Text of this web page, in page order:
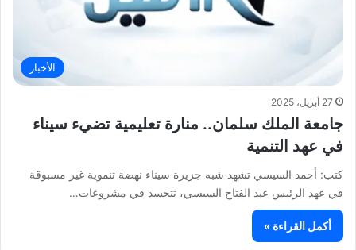
الأخبار
27 أبريل، 2025
جامعة الملك سلمان.. منارة تعليمية تضيء سيناء
في عهد التنمية
كتب: أحمد السيسي تشهد شبه جزيرة سيناء نهضة تنموية غير مسبوقة
في عهد الرئيس عبد الفتاح السيسي، تتجسد في مشروعات…
أكمل القراءة »